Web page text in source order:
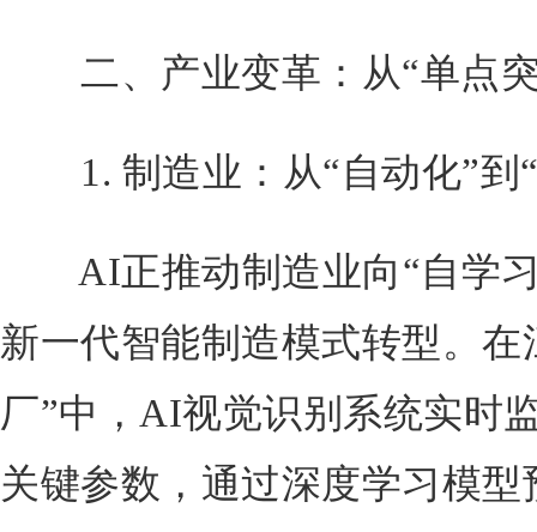
二、产业变革：从“单点突
1. 制造业：从“自动化”到“
AI正推动制造业向“自学习
新一代智能制造模式转型。在
厂”中，AI视觉识别系统实时
关键参数，通过深度学习模